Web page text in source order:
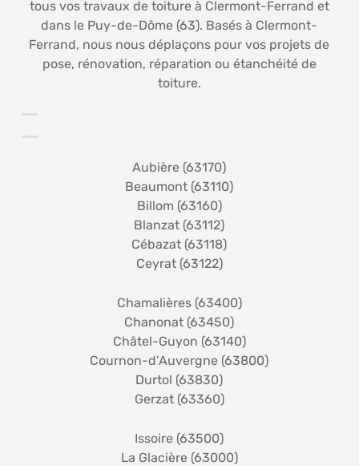
tous vos travaux de toiture à Clermont-Ferrand et
dans le Puy-de-Dôme (63). Basés à Clermont-
Ferrand, nous nous déplaçons pour vos projets de
pose, rénovation, réparation ou étanchéité de
toiture.
Aubière (63170)
Beaumont (63110)
Billom (63160)
Blanzat (63112)
Cébazat (63118)
Ceyrat (63122)
Chamalières (63400)
Chanonat (63450)
Châtel-Guyon (63140)
Cournon-d’Auvergne (63800)
Durtol (63830)
Gerzat (63360)
Issoire (63500)
La Glacière (63000)